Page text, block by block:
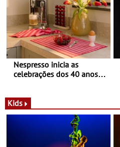
Nespresso inicia as
celebrações dos 40 anos
Novas - Edição limitada
Nespresso x Torres Novas
Kids